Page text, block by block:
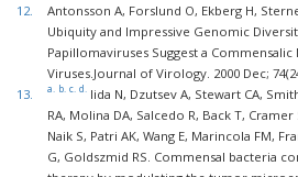
12.
Antonsson A, Forslund O, Ekberg H,
Ubiquity and Impressive Genomic
Papillomaviruses Suggest a
Viruses.Journal of Virology. 2000 Dec;
13.
a. b. c. d. Iida N, Dzutsev A, Stewart CA,
RA, Molina DA, Salcedo R, Back T,
Naik S, Patri AK, Wang E, Marincola FM,
G, Goldszmid RS. Commensal bacteria